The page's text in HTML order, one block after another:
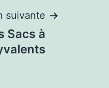
suivante
Sacs à